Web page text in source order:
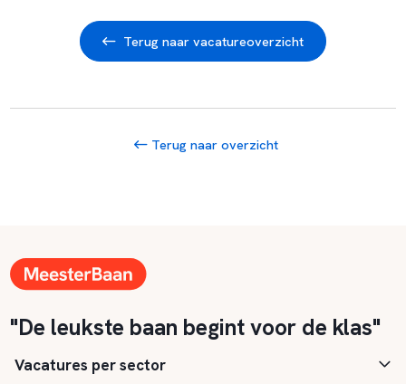
Terug naar vacatureoverzicht
Terug naar overzicht
"De leukste baan begint voor de klas"
Vacatures per sector